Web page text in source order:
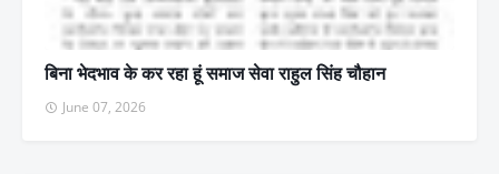
बिना भेदभाव के कर रहा हूं समाज सेवा राहुल सिंह चौहान
June 07, 2026